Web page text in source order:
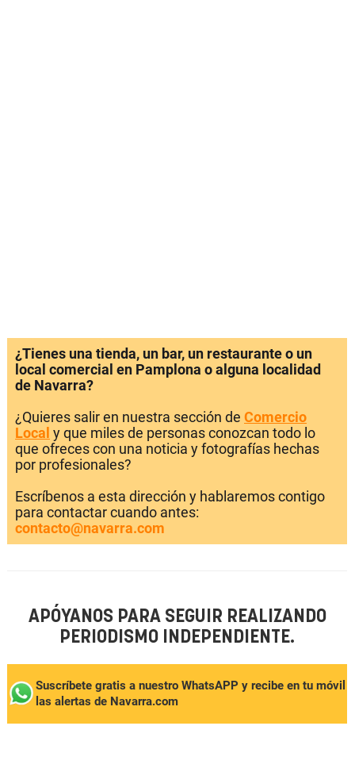
¿Tienes una tienda, un bar, un restaurante o un
local comercial en Pamplona o alguna localidad
de Navarra?
¿Quieres salir en nuestra sección de Comercio
Local y que miles de personas conozcan todo lo
que ofreces con una noticia y fotografías hechas
por profesionales?
Escríbenos a esta dirección y hablaremos contigo
para contactar cuando antes:
contacto@navarra.com
APÓYANOS PARA SEGUIR REALIZANDO
PERIODISMO INDEPENDIENTE.
Suscríbete gratis a nuestro WhatsAPP y recibe en tu móvil
las alertas de Navarra.com